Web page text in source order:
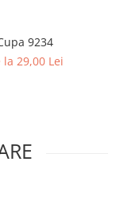
9234
la 29,00 Lei